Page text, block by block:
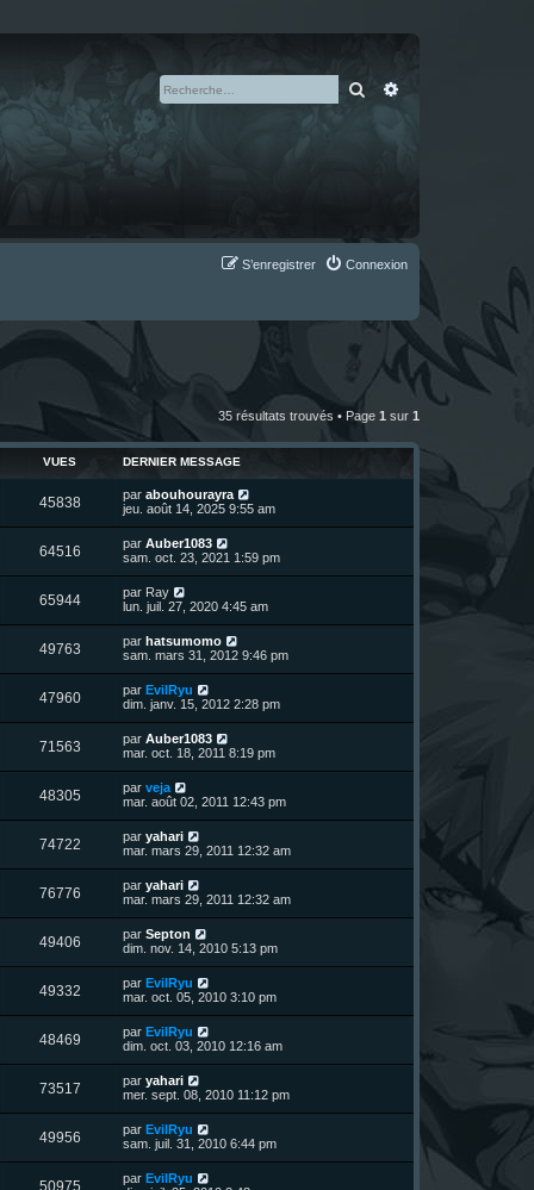
Rechercher
Connexion
S’enregistrer
35 résultats trouvés • Page 1 sur 1
VUES DERNIER MESSAGE
45838V
u
s
D
e
i
e
r
m
e
s
s
a
g
e
par abouhourayra
jeu. août 14, 2025 9:55 am
64516V
u
s
D
e
i
e
r
m
e
s
s
a
g
e
par Auber1083
sam. oct. 23, 2021 1:59 pm
65944V
u
s
D
e
i
e
r
m
e
s
s
a
g
e
par Ray
lun. juil. 27, 2020 4:45 am
49763V
u
s
D
e
i
e
r
m
e
s
s
a
g
e
par hatsumomo
sam. mars 31, 2012 9:46 pm
47960V
u
s
D
e
i
e
r
m
e
s
s
a
g
e
par EvilRyu
dim. janv. 15, 2012 2:28 pm
71563V
u
s
D
e
i
e
r
m
e
s
s
a
g
e
par Auber1083
mar. oct. 18, 2011 8:19 pm
48305V
u
s
D
e
i
e
r
m
e
s
s
a
g
e
par veja
mar. août 02, 2011 12:43 pm
74722V
u
s
D
e
i
e
r
m
e
s
s
a
g
e
par yahari
mar. mars 29, 2011 12:32 am
76776V
u
s
D
e
i
e
r
m
e
s
s
a
g
e
par yahari
mar. mars 29, 2011 12:32 am
49406V
u
s
D
e
i
e
r
m
e
s
s
a
g
e
par Septon
dim. nov. 14, 2010 5:13 pm
49332V
u
s
D
e
i
e
r
m
e
s
s
a
g
e
par EvilRyu
mar. oct. 05, 2010 3:10 pm
48469V
u
s
D
e
i
e
r
m
e
s
s
a
par EvilRyu
dim. oct. 03, 2010 12:16 am
73517V
u
s
D
e
i
e
r
m
par yahari
mer. sept. 08, 2010 11:12 pm
49956V
u
D
e
i
par EvilRyu
sam. juil. 31, 2010 6:44 pm
50975V
D
par EvilRyu